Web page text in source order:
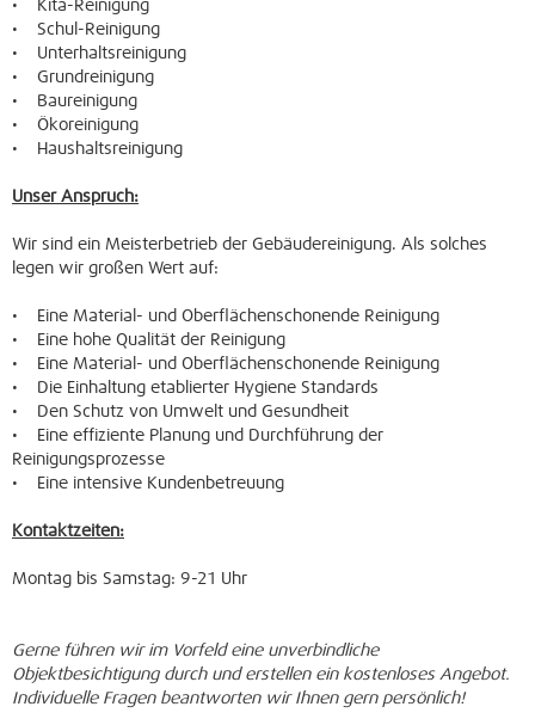
• Kita-Reinigung
• Schul-Reinigung
• Unterhaltsreinigung
• Grundreinigung
• Baureinigung
• Ökoreinigung
• Haushaltsreinigung
Unser Anspruch:
Wir sind ein Meisterbetrieb der Gebäudereinigung. Als solches
legen wir großen Wert auf:
• Eine Material- und Oberflächenschonende Reinigung
• Eine hohe Qualität der Reinigung
• Eine Material- und Oberflächenschonende Reinigung
• Die Einhaltung etablierter Hygiene Standards
• Den Schutz von Umwelt und Gesundheit
• Eine effiziente Planung und Durchführung der
Reinigungsprozesse
• Eine intensive Kundenbetreuung
Kontaktzeiten:
Montag bis Samstag: 9-21 Uhr
Gerne führen wir im Vorfeld eine unverbindliche
Objektbesichtigung durch und erstellen ein kostenloses Angebot.
Individuelle Fragen beantworten wir Ihnen gern persönlich!